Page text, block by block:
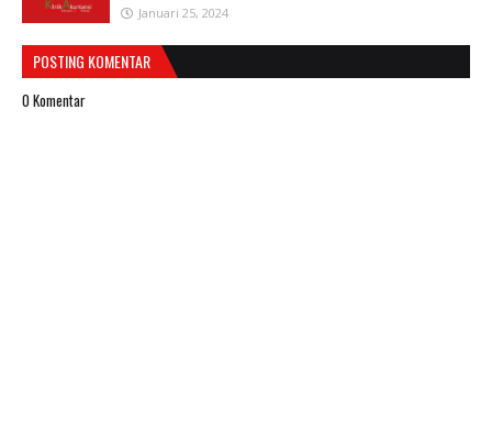
Januari 25, 2024
POSTING KOMENTAR
0 Komentar